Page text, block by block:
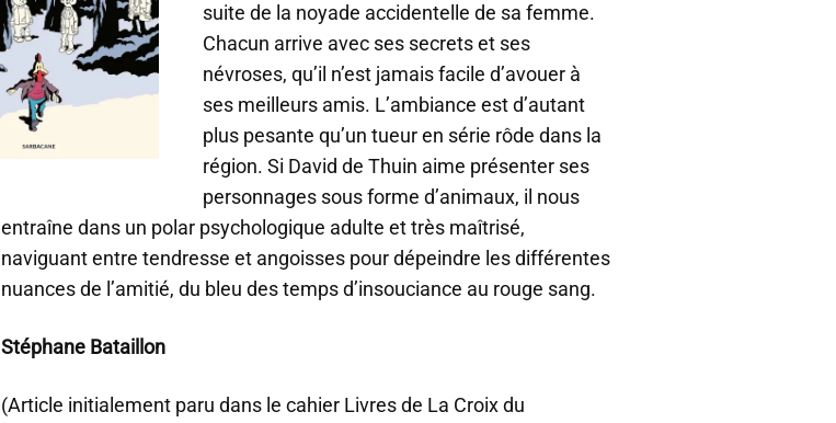
suite de la noyade accidentelle de sa femme.
Chacun arrive avec ses secrets et ses
névroses, qu’il n’est jamais facile d’avouer à
ses meilleurs amis. L’ambiance est d’autant
plus pesante qu’un tueur en série rôde dans la
région. Si David de Thuin aime présenter ses
personnages sous forme d’animaux, il nous
entraîne dans un polar psychologique adulte et très maîtrisé,
naviguant entre tendresse et angoisses pour dépeindre les différentes
nuances de l’amitié, du bleu des temps d’insouciance au rouge sang.
Stéphane Bataillon
(Article initialement paru dans le cahier Livres de La Croix du